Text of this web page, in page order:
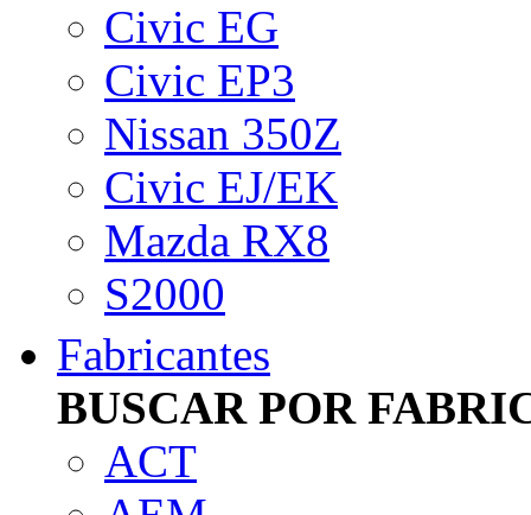
Civic EG
Civic EP3
Nissan 350Z
Civic EJ/EK
Mazda RX8
S2000
Fabricantes
BUSCAR POR
ACT